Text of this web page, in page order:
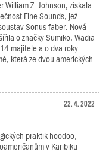
William Z. Johnson, získala
Fine Sounds, jež
Sonus faber. Nová
o značky Sumiko, Wadia
majitele a o dva roky
která ze dvou amerických
22. 4. 2022
praktik hoodoo,
v Karibiku